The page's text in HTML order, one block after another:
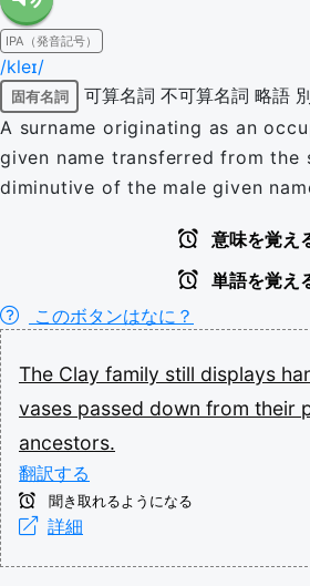
IPA（発音記号）
/kleɪ/
固有名詞 可算名詞 不可算名詞 略語
A surname originating as an
given name transferred from the
diminutive of the male given
意味を覚え
単語を覚え
このボタンはなに？
The Clay family still displays
vases passed down from their
ancestors.
翻訳する
聞き取れるようになる
詳細